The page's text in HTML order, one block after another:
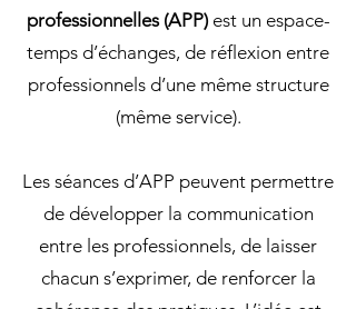
professionnelles (APP)est un espace-
temps d’échanges, de réflexion entre
professionnels d’une même structure
(même service).
Les séances d’APP peuvent permettre
de développer la communication
entre les professionnels, de laisser
chacun s’exprimer, de renforcer la